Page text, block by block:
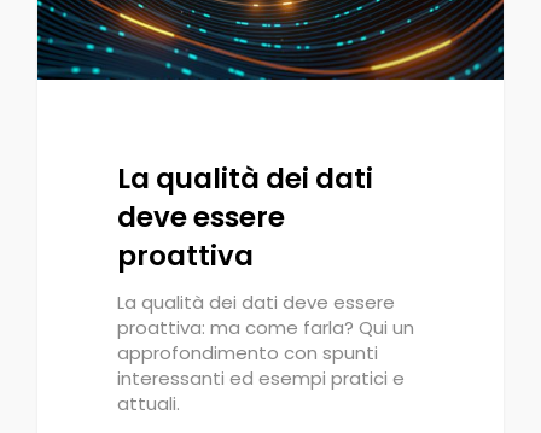
La qualità dei dati
deve essere
proattiva
La qualità dei dati deve essere
proattiva: ma come farla? Qui un
approfondimento con spunti
interessanti ed esempi pratici e
attuali.